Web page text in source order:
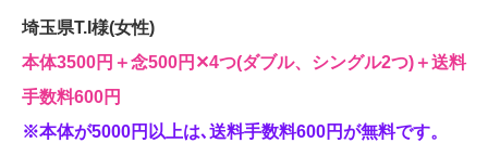
埼玉県T.I様(女性)
本体3500円＋念500円‪✕‬4つ(ダブル、シングル2つ)＋送料
手数料600円
※本体が5000円以上は､送料手数料600円が無料です。